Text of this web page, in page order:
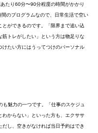
たり60分〜90分程度の時間がかかり
のプログラムなので、日常生活で空い
ができるのです。「限界まで追い込
トレがしたい」という方は物足りな
けたい方にはうってつけのパーソナル
魅力の一つです。「仕事のスケジュ
からない」といった方も、エクササ
し、空きがなければ当日予約はでき